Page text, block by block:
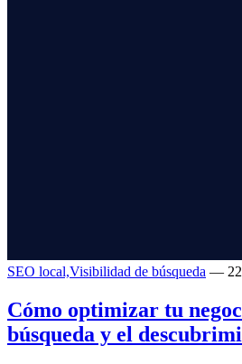
SEO local,Visibilidad de búsqueda — 22
Cómo optimizar tu
búsqueda y el